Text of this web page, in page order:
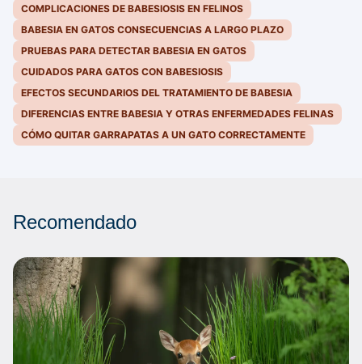
COMPLICACIONES DE BABESIOSIS EN FELINOS
BABESIA EN GATOS CONSECUENCIAS A LARGO PLAZO
PRUEBAS PARA DETECTAR BABESIA EN GATOS
CUIDADOS PARA GATOS CON BABESIOSIS
EFECTOS SECUNDARIOS DEL TRATAMIENTO DE BABESIA
DIFERENCIAS ENTRE BABESIA Y OTRAS ENFERMEDADES FELINAS
CÓMO QUITAR GARRAPATAS A UN GATO CORRECTAMENTE
Recomendado